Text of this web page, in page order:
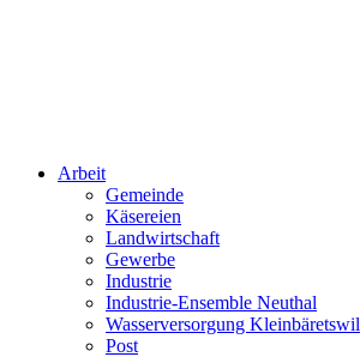
Arbeit
Gemeinde
Käsereien
Landwirtschaft
Gewerbe
Industrie
Industrie-Ensemble Neuthal
Wasserversorgung Kleinbäretswil
Post